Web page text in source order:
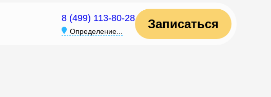
8 (499) 113-80-28
Определение...
Записаться